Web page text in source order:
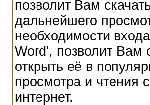
позволит Вам
дальнейшего
необходимости
Word', позволит Вам
открыть её в
просмотра и чтения
интернет.